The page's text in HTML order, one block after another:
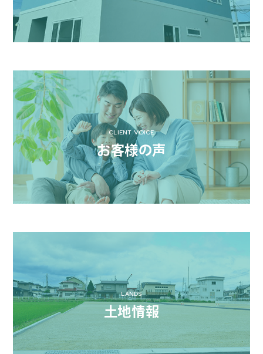
CLIENT VOICE
お客様の声
LANDS
土地情報